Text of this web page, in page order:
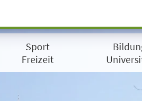
Sport
Freizeit